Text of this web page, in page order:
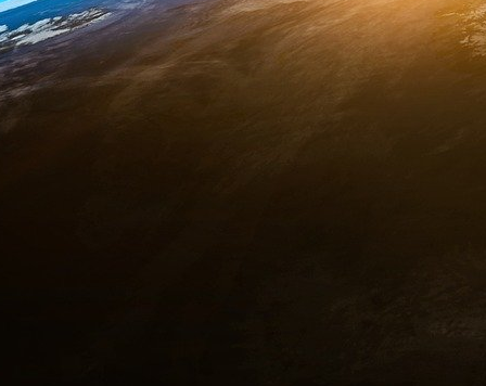
France Info